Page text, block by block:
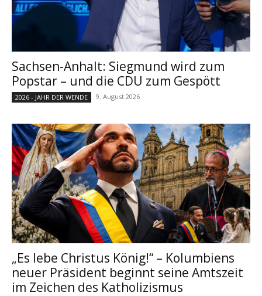
Sachsen-Anhalt: Siegmund wird zum
Popstar – und die CDU zum Gespött
2026 - JAHR DER WENDE 9. August 2026
„Es lebe Christus König!“ – Kolumbiens
neuer Präsident beginnt seine Amtszeit
im Zeichen des Katholizismus